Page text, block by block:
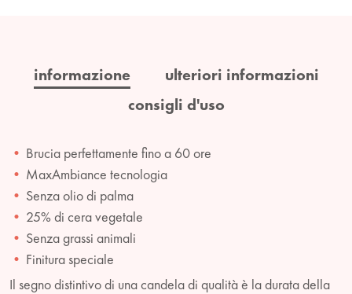
informazione
ulteriori informazioni
consigli d'uso
Brucia perfettamente fino a 60 ore
MaxAmbiance tecnologia
Senza olio di palma
25% di cera vegetale
Senza grassi animali
Finitura speciale
Il segno distintivo di una candela di qualità è la durata della